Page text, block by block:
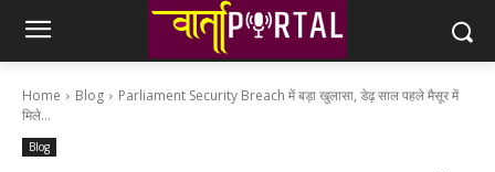
Home Blog
Parliament Security Breach में बड़ा खुलासा, डेढ़ साल पहले मैसूर में
मिले...
Blog